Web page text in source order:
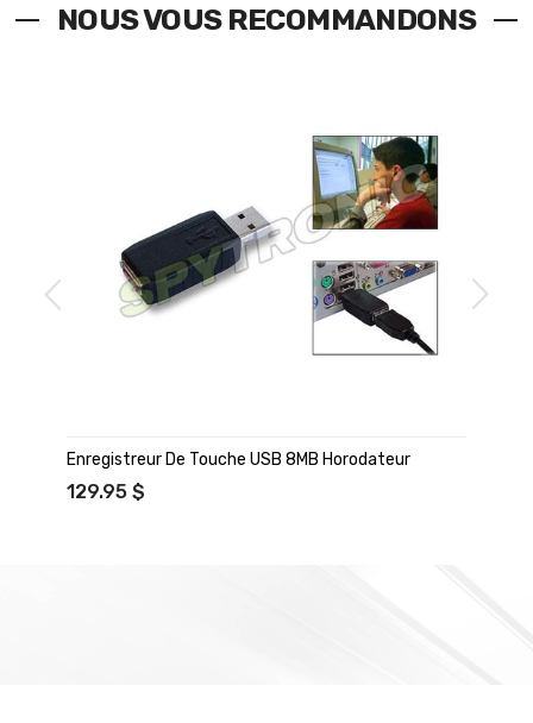
NOUS VOUS RECOMMANDONS
Enregistreur De Touche USB 8MB Horodateur
129.95 $